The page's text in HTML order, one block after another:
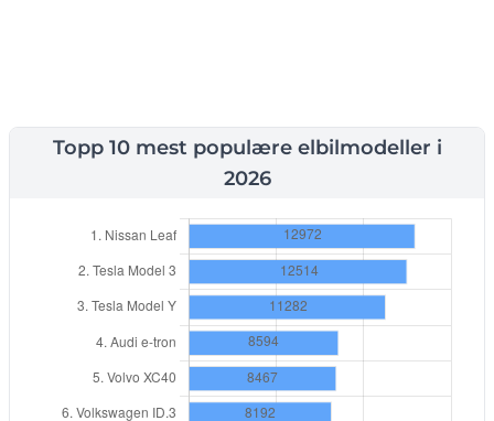
Topp 10 mest populære elbilmodeller i
2026